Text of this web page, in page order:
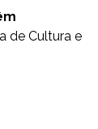
de Cultura e